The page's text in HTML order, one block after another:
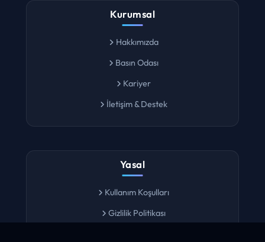
Kurumsal
Hakkımızda
Basın Odası
Kariyer
İletişim & Destek
Yasal
Kullanım Koşulları
Gizlilik Politikası